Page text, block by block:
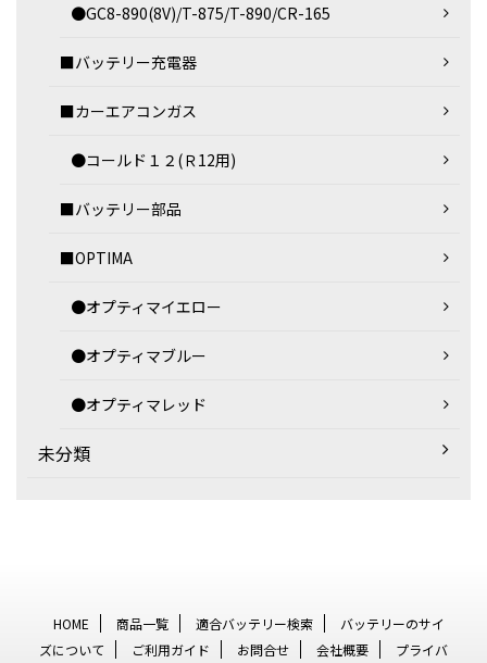
●GC8-890(8V)/T-875/T-890/CR-165
■バッテリー充電器
■カーエアコンガス
●コールド１２(Ｒ12用)
■バッテリー部品
■OPTIMA
●オプティマイエロー
●オプティマブルー
●オプティマレッド
未分類
HOME 商品一覧 適合バッテリー検索
バッテリーのサイ
ズについて
ご利用ガイド お問合せ 会社概要
プライバ